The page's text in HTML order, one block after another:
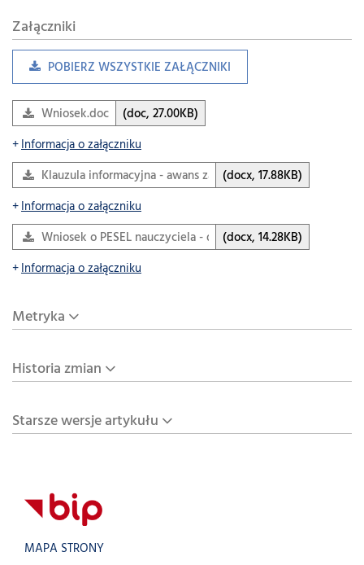
Załączniki
POBIERZ WSZYSTKIE ZAŁĄCZNIKI
Wniosek.doc
(doc, 27.00KB)
Informacja o załączniku
Klauzula informacyjna - awans zawodowy.docx
(docx, 17.88KB)
Informacja o załączniku
Wniosek o PESEL nauczyciela - do SIO.docx
(docx, 14.28KB)
Informacja o załączniku
Metryka
Historia zmian
Starsze wersje artykułu
MAPA STRONY